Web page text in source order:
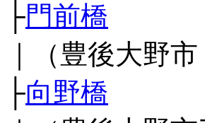
├門前橋
｜（豊後大
├向野橋